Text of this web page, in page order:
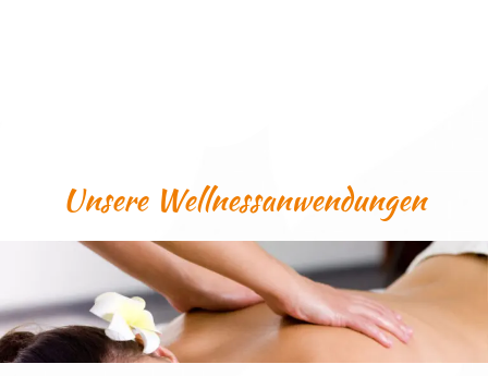
Unsere Wellnessanwendungen